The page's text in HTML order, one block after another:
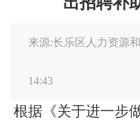
来源:长乐区人力资源
14:43
根据 《关于进一步